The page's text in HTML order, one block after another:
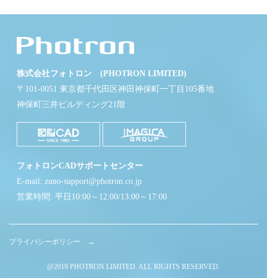
株式会社フォトロン (PHOTRON LIMITED)
〒101-0051 東京都千代田区神田神保町一丁目105番地
神保町三井ビルディング21階
フォトロンCADサポートセンター
E-mail: zuno-support@photron.co.jp
営業時間: 平日10:00～12:00/13:00～17:00
プライバシーポリシー →
@2019 PHOTRON LIMITED. ALL RIGHTS RESERVED.